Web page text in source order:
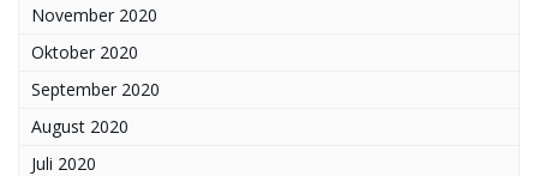
November 2020
Oktober 2020
September 2020
August 2020
Juli 2020